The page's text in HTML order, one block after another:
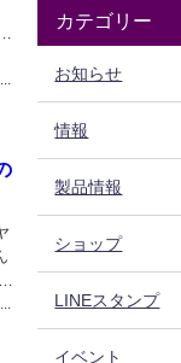
カテゴリー
お知らせ
情報
製品情報
ショップ
LINEスタンプ
イベント